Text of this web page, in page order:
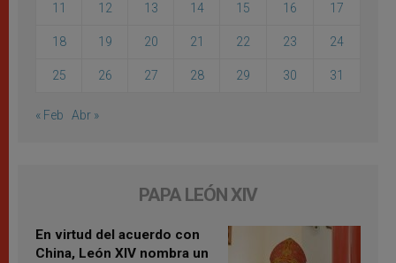
11 12 13 14 15 16 17
18 19 20 21 22 23 24
25 26 27 28 29 30 31
« Feb Abr »
PAPA LEÓN XIV
En virtud del acuerdo con
China, León XIV nombra un